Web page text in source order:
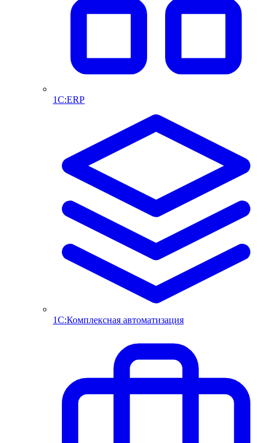
1С:ERP
1С:Комплексная автоматизация